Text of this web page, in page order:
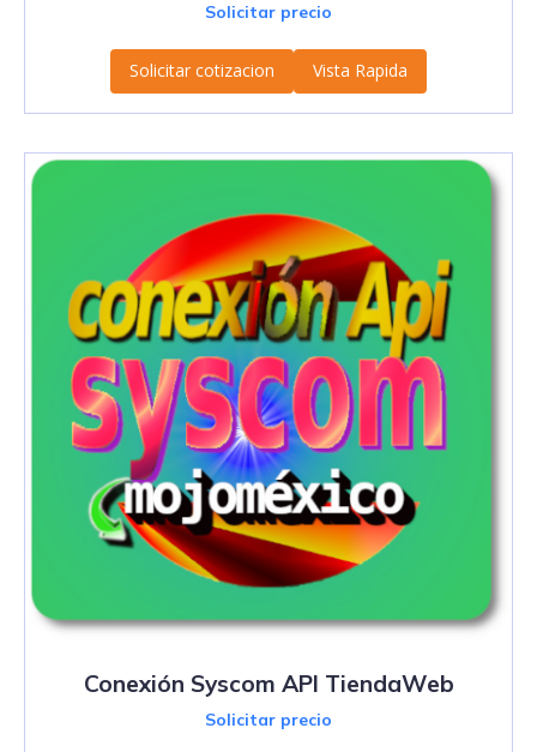
Solicitar precio
Solicitar cotizacion Vista Rapida
Conexión Syscom API TiendaWeb
Solicitar precio